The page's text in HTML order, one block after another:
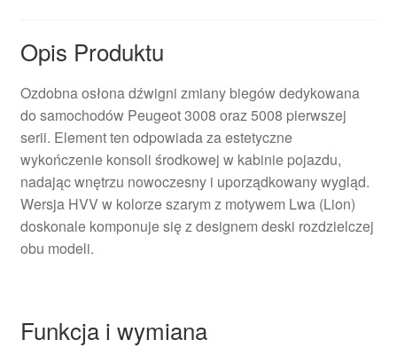
Opis Produktu
Ozdobna osłona dźwigni zmiany biegów dedykowana
do samochodów Peugeot 3008 oraz 5008 pierwszej
serii. Element ten odpowiada za estetyczne
wykończenie konsoli środkowej w kabinie pojazdu,
nadając wnętrzu nowoczesny i uporządkowany wygląd.
Wersja HVV w kolorze szarym z motywem Lwa (Lion)
doskonale komponuje się z designem deski rozdzielczej
obu modeli.
Funkcja i wymiana